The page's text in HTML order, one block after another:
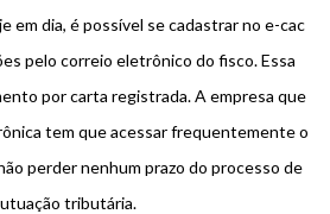
em dia, é possível se cadastrar no e-cac
pelo correio eletrônico do fisco. Essa
por carta registrada. A empresa que
tem que acessar frequentemente o
perder nenhum prazo do processo de
tributária.